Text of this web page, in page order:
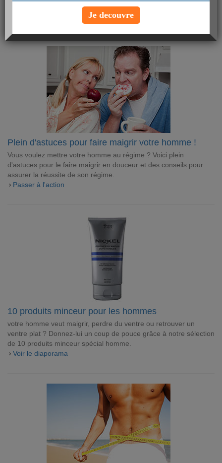
hommes, astuces pour le mettre au régime... Découvrez les clés
pour le faire passer à l'action !
ARTICLES MINCEUR
Plein d'astuces pour faire maigrir votre homme !
Vous voulez mettre votre homme au régime ? Voici plein
d'astuces pour le faire maigrir en douceur et des conseils pour
assurer la réussite de son régime.
Passer à l'action
10 produits minceur pour les hommes
votre homme veut maigrir, perdre du ventre ou retrouver un
ventre plat ? Donnez-lui un coup de pouce grâce à notre sélection
de 10 produits minceur spécial homme.
Voir le diaporama
Je decouvre